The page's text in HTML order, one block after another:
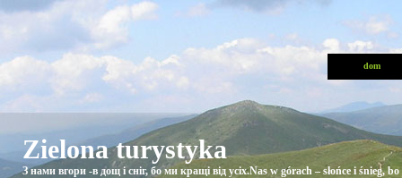
dom
Zielona turystyka
З нами вгори -в дощ і сніг, бо ми кращі від усіх.Nas w górach – słońce i śnieg,